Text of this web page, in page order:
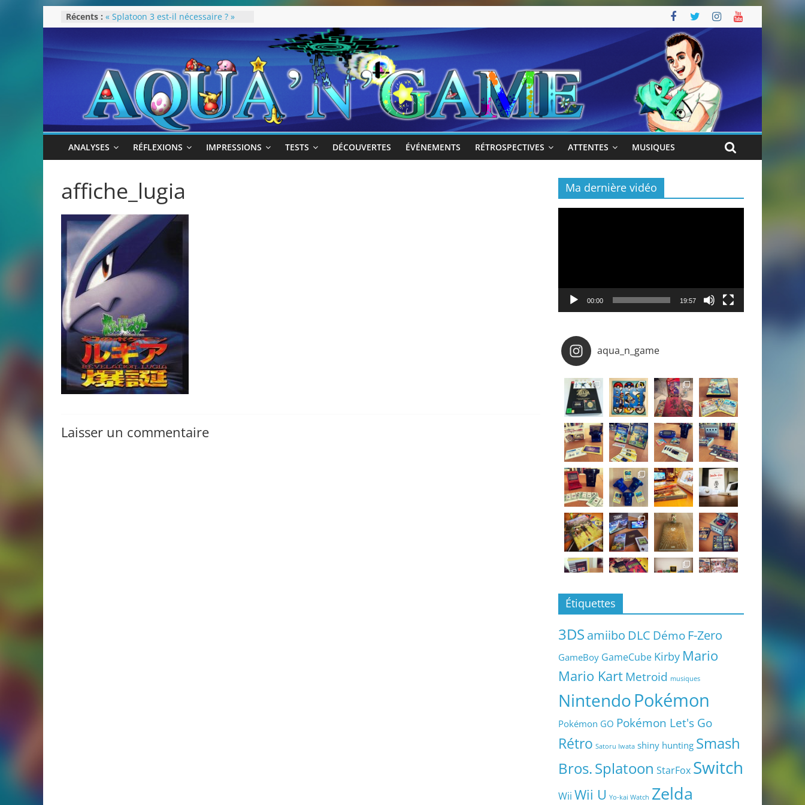
Passer
au
Récents : « Splatoon 3 est-il nécessaire ? »
« Dans les coulisses des JV Harry
Pokémon Écarlate : ceci est une
révolution (ou pas) !
Attentes 2023
Rétrospective 2022
ANALYSES RÉFLEXIONS IMPRESSIONS TESTS DÉCOUVERTES ÉVÉNEMENTS RÉTROSPECTIVES ATTENTES MUSIQUES
affiche_lugia
Laisser un commentaire
Ma dernière vidéo
00:00 19:57
aqua_n_game
Étiquettes
3DS amiibo DLC Démo F-Zero
GameBoy GameCube Kirby Mario
Mario KartMetroid musiques
NintendoPokémon
Pokémon GO Pokémon Let's Go
Rétro Satoru Iwata shiny hunting Smash
Bros.Splatoon StarFox Switch
Wii Wii U Yo-kai Watch Zelda